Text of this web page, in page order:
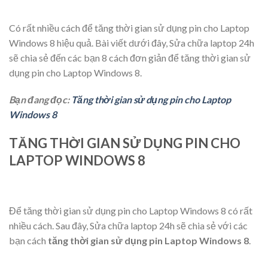
Có rất nhiều cách để tăng thời gian sử dụng pin cho Laptop
Windows 8 hiệu quả. Bài viết dưới đây, Sửa chữa laptop 24h
sẽ chia sẻ đến các bạn 8 cách đơn giản để tăng thời gian sử
dụng pin cho Laptop Windows 8.
Bạn đang đọc: Tăng thời gian sử dụng pin cho Laptop
Windows 8
TĂNG THỜI GIAN SỬ DỤNG PIN CHO
LAPTOP WINDOWS 8
Để tăng thời gian sử dụng pin cho Laptop Windows 8 có rất
nhiều cách. Sau đây, Sửa chữa laptop 24h sẽ chia sẻ với các
bạn cách tăng thời gian sử dụng pin Laptop Windows 8.